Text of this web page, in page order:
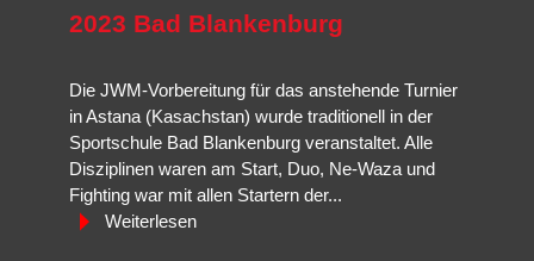
2023 Bad Blankenburg
Die JWM-Vorbereitung für das anstehende Turnier
in Astana (Kasachstan) wurde traditionell in der
Sportschule Bad Blankenburg veranstaltet. Alle
Disziplinen waren am Start, Duo, Ne-Waza und
Fighting war mit allen Startern der...
Weiterlesen